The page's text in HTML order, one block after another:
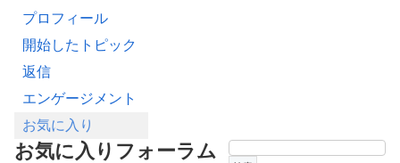
プロフィール
開始したトピック
返信
エンゲージメント
お気に入り
お気に入りフォーラム